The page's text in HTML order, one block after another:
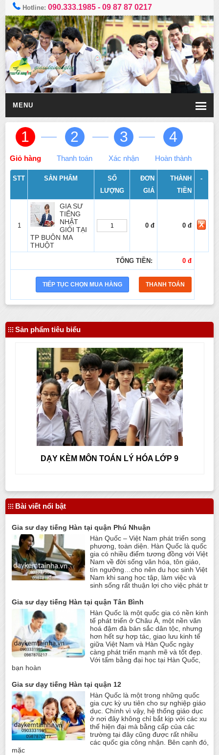
Hotline:090.333.1985 -09 87 87 0217
MENU
1
Giỏ hàng
2
Thanh toán
3
Xác nhận
4
Hoàn thành
STT SẢN PHẨM
SỐ
LƯỢNG
ĐƠN
GIÁ
THÀNH
TIỀN
-
1
GIA SƯ
TIẾNG
NHẬT
GIỎI TẠI
TP BUÔN MA
THUỘT
0 đ 0 đ
TỔNG TIỀN: 0 đ
Sản phẩm tiêu biểu
DẠY KÈM MÔN TOÁN LÝ HÓA LỚP 9
Bài viết nổi bật
Gia sư dạy tiếng Hàn tại quận Phú Nhuận
Hàn Quốc – Việt Nam phát triển song
phương, toàn diện. Hàn Quốc là quốc
gia có nhiều điểm tương đồng với Việt
Nam về đời sống văn hóa, tôn giáo,
tín ngưỡng…cho nên du học sinh Việt
Nam khi sang học tập, làm việc và
sinh sống rất thuận lợi cho việc phát tr
Gia sư dạy tiếng Hàn tại quận Tân Bình
Hàn Quốc là một quốc gia có nền kinh
tế phát triển ở Châu Á, một nền văn
hoá đậm đà bản sắc dân tộc, nhưng
hơn hết sự hợp tác, giao lưu kinh tế
giữa Việt Nam và Hàn Quốc ngày
càng phát triển mạnh mẽ và tốt đẹp.
Với tấm bằng đại học tại Hàn Quốc,
bạn hoàn
Gia sư dạy tiếng Hàn tại quận 12
Hàn Quốc là một trong những quốc
gia cực kỳ ưu tiên cho sự nghiệp giáo
dục. Chính vì vậy, hệ thống giáo dục
ở nơi đây không chỉ bắt kịp với các xu
thế hiện đại mà bằng cấp của các
trường tại đây cũng được rất nhiều
các quốc gia công nhận. Bên cạnh đó,
mặc